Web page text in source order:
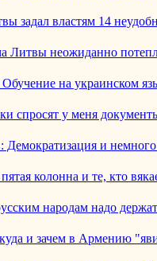
задал властям 14
Литвы неожиданно
на украинском
спросят у меня
и
колонна и те, кто
народам надо
и зачем в Армению